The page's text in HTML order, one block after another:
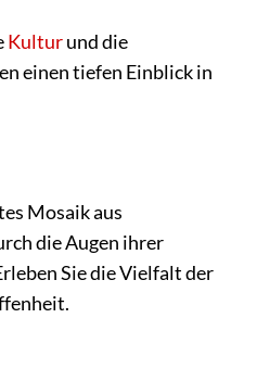
Kulturund die
einen tiefen Einblick in
Mosaik aus
die Augen ihrer
Sie die Vielfalt der